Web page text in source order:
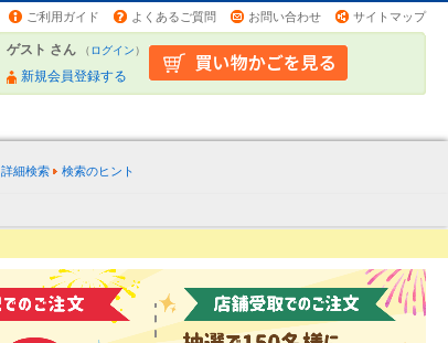
ご利用ガイド よくあるご質問 お問い合わせ サイトマップ
ゲスト さん （ログイン）
新規会員登録する
詳細検索 検索のヒント